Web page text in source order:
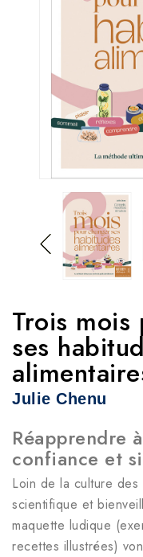
Trois
ses
Julie Chenu
Réapprendre
confiance et
Loin de la culture
scientifique et
maquette ludique
recettes illustrées)